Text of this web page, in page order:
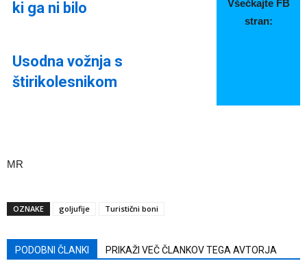
Všečkajte FB
stran:
ki ga ni bilo
Usodna vožnja s
štirikolesnikom
MR
OZNAKE goljufije Turistični boni
PODOBNI ČLANKI PRIKAŽI VEČ ČLANKOV TEGA AVTORJA